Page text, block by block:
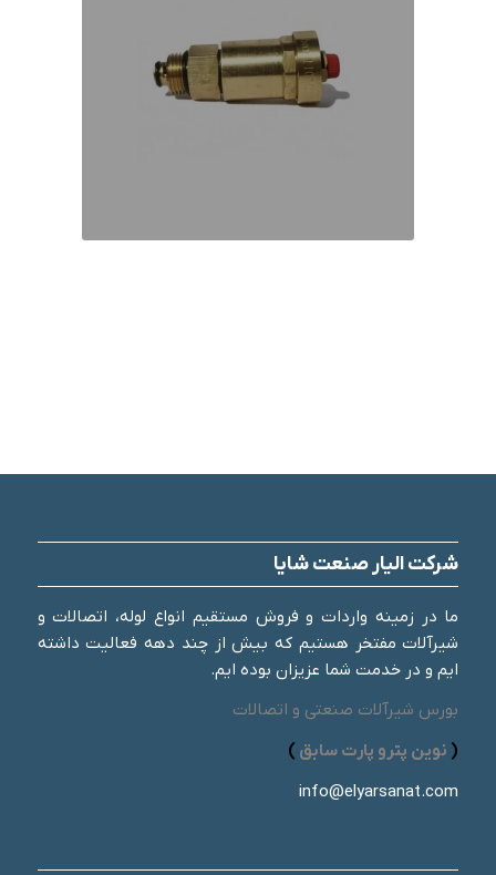
شرکت الیار صنعت شایا
ما در زمینه واردات و فروش مستقیم انواع لوله، اتصالات و
شیرآلات مفتخر هستیم که بیش از چند دهه فعالیت داشته
ایم و در خدمت شما عزیزان بوده ایم.
بورس شیرآلات صنعتی و اتصالات
( نوین پترو پارت سابق )
info@elyarsanat.com